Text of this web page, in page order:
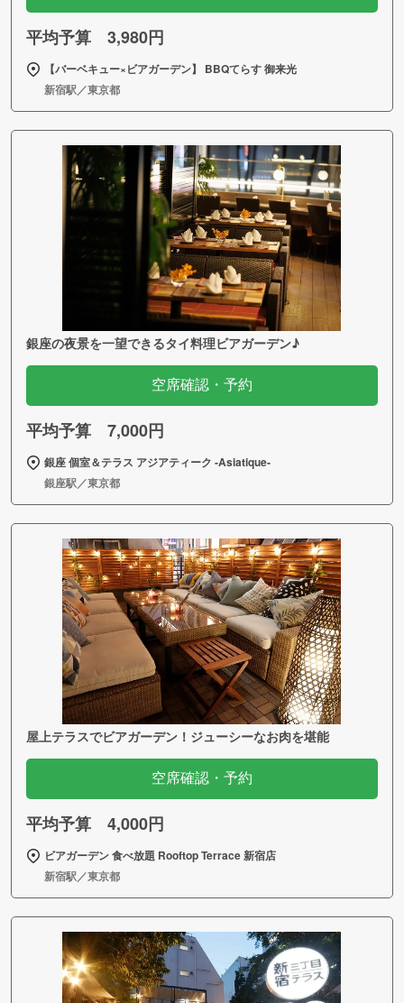
平均予算 3,980円
【バーベキュー×ビアガーデン】 BBQてらす 御来光
新宿駅／東京都
銀座の夜景を一望できるタイ料理ビアガーデン♪
空席確認・予約
平均予算 7,000円
銀座 個室＆テラス アジアティーク ‐Asiatique‐
銀座駅／東京都
屋上テラスでビアガーデン！ジューシーなお肉を堪能
空席確認・予約
平均予算 4,000円
ビアガーデン 食べ放題 Rooftop Terrace 新宿店
新宿駅／東京都